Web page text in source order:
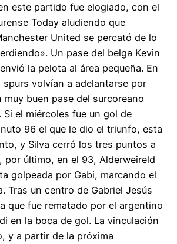
este partido fue elogiado, con el
Today aludiendo que
United se percató de lo
Un pase del belga Kevin
la pelota al área pequeña. En
volvían a adelantarse por
muy buen pase del surcoreano
Si el miércoles fue un gol de
96 el que le dio el triunfo, esta
y Silva cerró los tres puntos a
por último, en el 93, Alderweireld
golpeada por Gabi, marcando el
Tras un centro de Gabriel Jesús
que fue rematado por el argentino
en la boca de gol. La vinculación
y a partir de la próxima